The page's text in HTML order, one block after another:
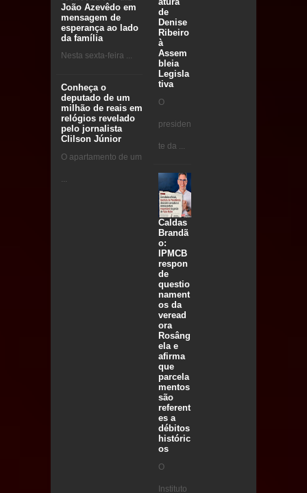
João Azevêdo em
mensagem de
esperança ao lado
da família
Nesta sexta-feira ...
Conheça o
deputado de um
milhão de reais em
relógios revelado
pelo jornalista
Clilson Júnior
O apartamento de um
...
de
Denise
Ribeiro
à
Assem
bleia
Legisla
tiva
O
presiden
te da ...
Caldas
Brandã
o:
IPMCB
respon
de
questio
nament
os da
veread
ora
Rosâng
ela e
afirma
que
parcela
mentos
são
referent
es a
débitos
históric
os
O
Instituto